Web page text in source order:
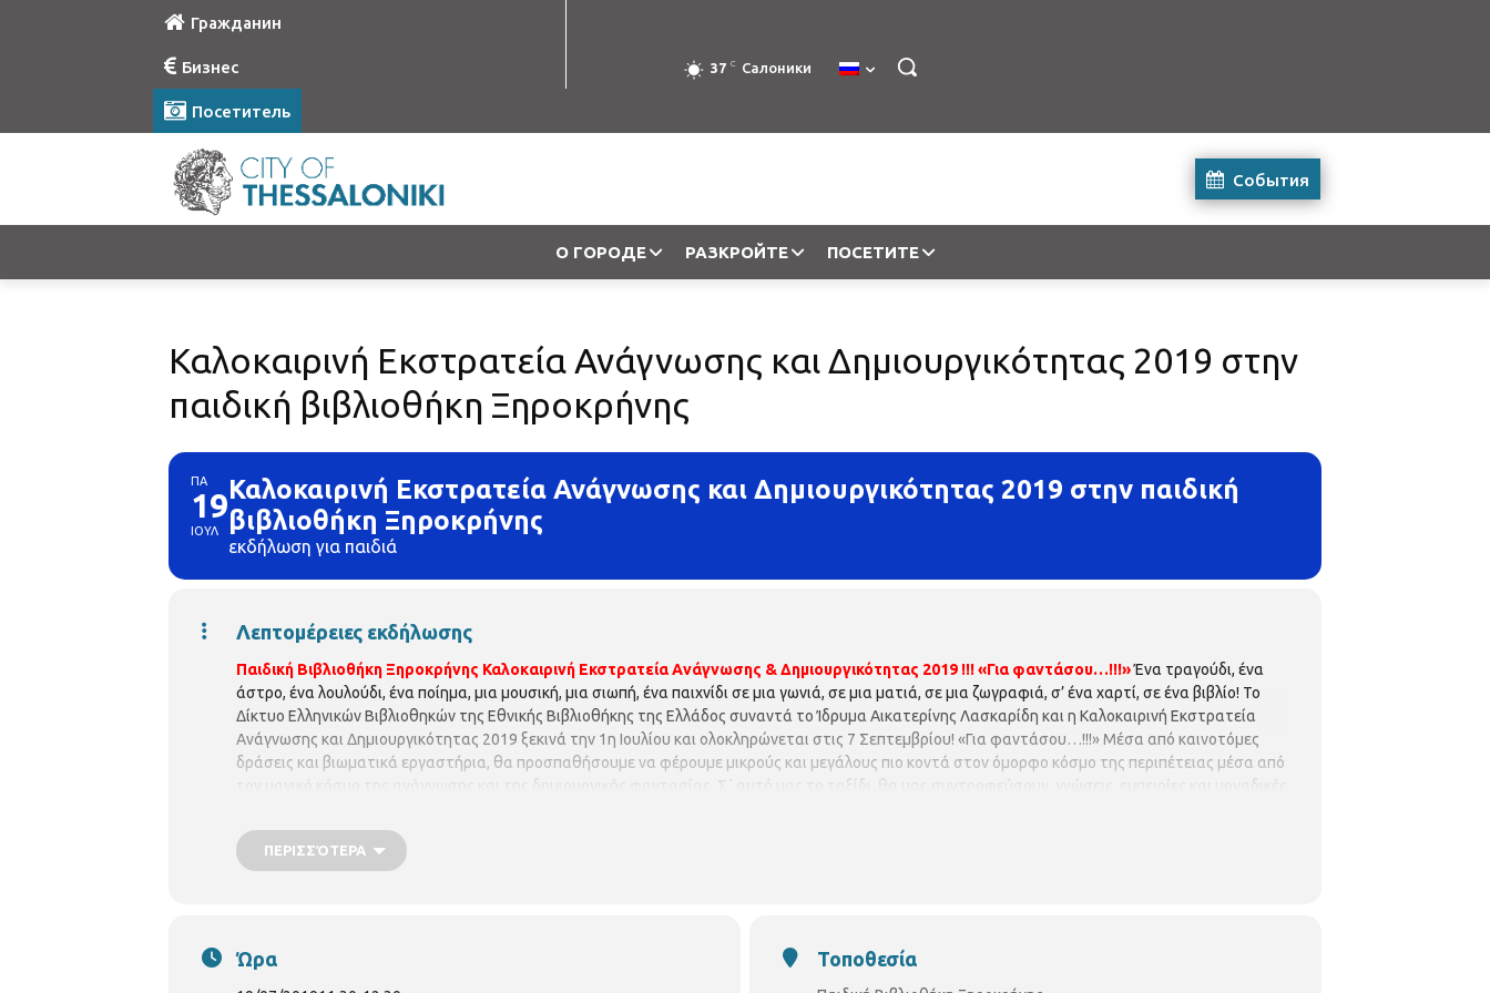
Гражданин
Бизнес
Посетитель
37 C Салоники
События
О ГОРОДЕ РАЗКРОЙТЕ ПОСЕТИТЕ
Καλοκαιρινή Εκστρατεία Ανάγνωσης και Δημιουργικότητας 2019 στην
παιδική βιβλιοθήκη Ξηροκρήνης
ΠΑ
19
ΙΟΥΛ
Καλοκαιρινή Εκστρατεία Ανάγνωσης και Δημιουργικότητας 2019 στην παιδική
βιβλιοθήκη Ξηροκρήνης
εκδήλωση για παιδιά
Λεπτομέρειες εκδήλωσης
Παιδική Βιβλιοθήκη Ξηροκρήνης Καλοκαιρινή Εκστρατεία Ανάγνωσης & Δημιουργικότητας 2019 !!!«Για φαντάσου…!!!»Ένα τραγούδι, ένα
άστρο, ένα λουλούδι, ένα ποίημα, μια μουσική, μια σιωπή, ένα παιχνίδι σε μια γωνιά, σε μια ματιά, σε μια ζωγραφιά, σ’ ένα χαρτί, σε ένα βιβλίο! Το
Δίκτυο Ελληνικών Βιβλιοθηκών της Εθνικής Βιβλιοθήκης της Ελλάδος συναντά το Ίδρυμα Αικατερίνης Λασκαρίδη και η Καλοκαιρινή Εκστρατεία
Ανάγνωσης και Δημιουργικότητας 2019 ξεκινά την 1η Ιουλίου και ολοκληρώνεται στις 7 Σεπτεμβρίου! «Για φαντάσου…!!!» Μέσα από καινοτόμες
δράσεις και βιωματικά εργαστήρια, θα προσπαθήσουμε να φέρουμε μικρούς και μεγάλους πιο κοντά στον όμορφο κόσμο της περιπέτειας μέσα από
τον μαγικό κόσμο της ανάγνωσης και της δημιουργικής φαντασίας. Σ΄ αυτό μας το ταξίδι, θα μας συντροφεύσουν ,γνώσεις, εμπειρίες και μοναδικές
Βιβλιοθήκη Ξηροκρήνης, συμμετέχει ενεργά στο πρόγραμμα της Καλοκαιρινής Εκστρατείας Ανάγνωσης & Δημιουργικότητας 2019 με τις παρακάτω
δράσεις :Παρασκευή 19 Ιουλίου & ώρα 11:30 π.μ.
απαιτείται προεγγραφή. Οι θέσεις είναι περιορισμένες και θα τηρηθεί απόλυτη σειρά προτεραιότητας, ενώ θα υπάρξει λίστα αναμονής σε
περίπτωση υπεράριθμων εγγραφών.
Γρ. Κολωνιάρη 23Τ.κ.54629
ΠΕΡΙΣΣΌΤΕΡΑ
Ώρα Τοποθεσία